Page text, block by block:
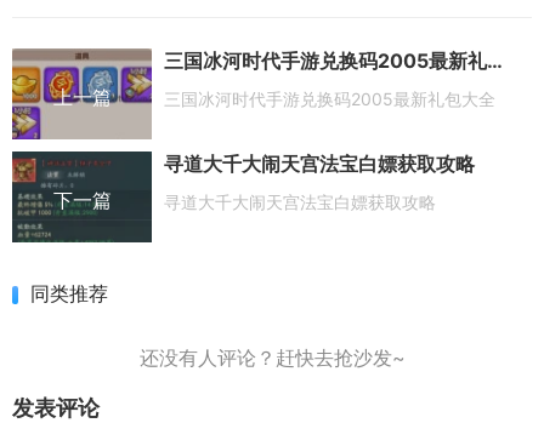
上一篇
三国冰河时代手游兑换码2005最新礼包大全
三国冰河时代手游兑换码2005最新礼包大全
下一篇
寻道大千大闹天宫法宝白嫖获取攻略​
寻道大千大闹天宫法宝白嫖获取攻略​
同类推荐
发表评论